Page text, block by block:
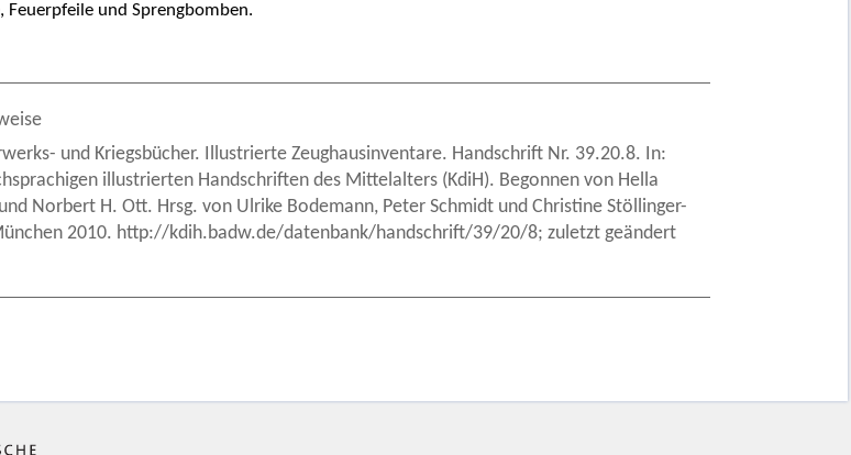
Feuerpfeile und Sprengbomben.
und Kriegsbücher. Illustrierte Zeughausinventare. Handschrift Nr. 39.20.8. In:
illustrierten Handschriften des Mittelalters (KdiH). Begonnen von Hella
Norbert H. Ott. Hrsg. von Ulrike Bodemann, Peter Schmidt und Christine Stöllinger-
2010. http://kdih.badw.de/datenbank/handschrift/39/20/8; zuletzt geändert